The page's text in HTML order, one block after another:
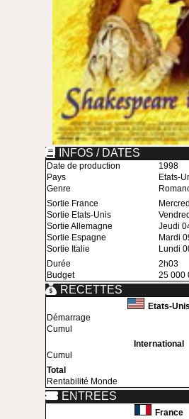
INFOS / DATES
Date de production
1998
Pays
Etats-
Genre
Sortie France
Sortie Etats-Unis
Sortie Allemagne
Jeudi
Sortie Espagne
Mardi
Sortie Italie
Lundi
Durée
2h03
Budget
25 000
RECETTES
Etats-Unis
Démarrage
Cumul
International
Cumul
Total
Rentabilité Monde
ENTREES
France